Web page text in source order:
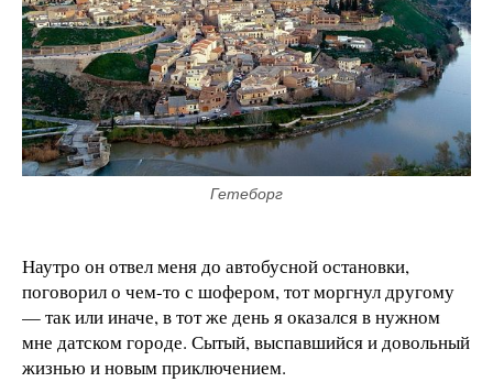
Гетеборг
Наутро он отвел меня до автобусной остановки,
поговорил о чем-то с шофером, тот моргнул другому
— так или иначе, в тот же день я оказался в нужном
мне датском городе. Сытый, выспавшийся и довольный
жизнью и новым приключением.